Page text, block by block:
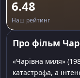
6.48
Наш рейтинг
Про фільм
«Чарівна миля»
катастрофа, а